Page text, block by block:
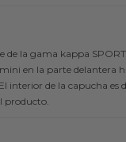
de la gama kappa
en la parte delantera
interior de la capucha es
producto.